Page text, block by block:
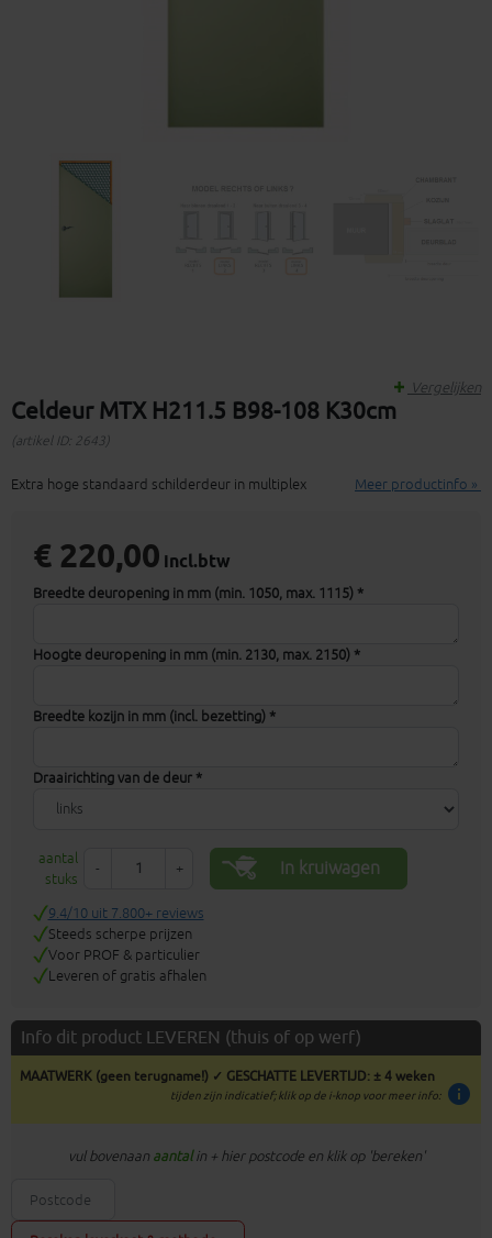
Celdeur MTX H211.5 B98-108 K30cm
(artikel ID: 2643)
Vergelijken
Extra hoge standaard schilderdeur in multiplex Meer productinfo »
€ 220,00 incl.btw
Breedte deuropening in mm (min. 1050, max. 1115) *
Hoogte deuropening in mm (min. 2130, max. 2150) *
Breedte kozijn in mm (incl. bezetting) *
Draairichting van de deur *
aantal
stuks
- + In kruiwagen
9.4/10 uit 7.800+ reviews
Steeds scherpe prijzen
Voor PROF & particulier
Leveren of gratis afhalen
Info dit product LEVEREN (thuis of op werf)
MAATWERK (geen terugname!) ✓ GESCHATTE LEVERTIJD: ± 4 weken
info
tijden zijn indicatief; klik op de i-knop voor meer info:
vul bovenaan aantalin + hier postcode en klik op 'bereken'